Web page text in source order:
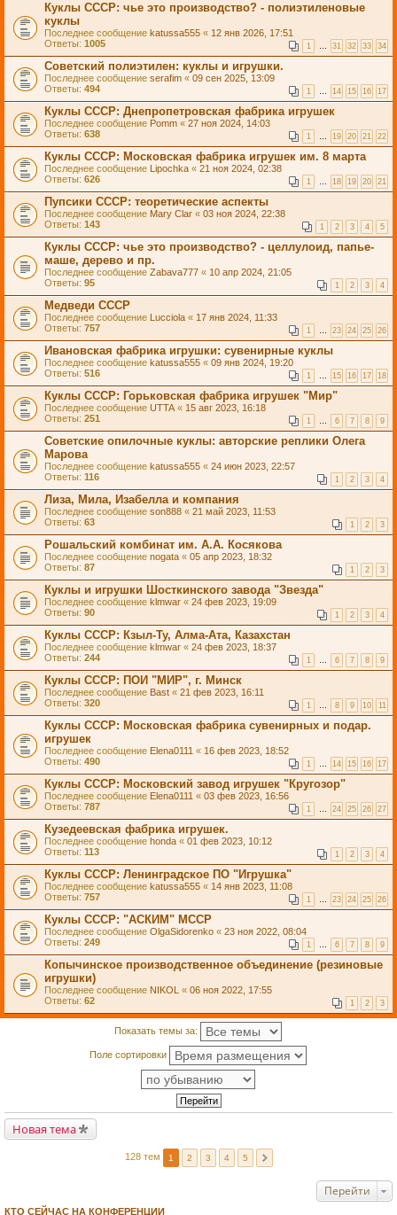
Куклы СССР: чье это производство? - полиэтиленовые
куклы
Последнее сообщение katussa555 « 12 янв 2026, 17:51
Ответы: 1005 1 … 31 32 33 34
Советский полиэтилен: куклы и игрушки.
Последнее сообщение serafim « 09 сен 2025, 13:09
Ответы: 494 1 … 14 15 16 17
Куклы СССР: Днепропетровская фабрика игрушек
Последнее сообщение Pomm « 27 ноя 2024, 14:03
Ответы: 638 1 … 19 20 21 22
Куклы СССР: Московская фабрика игрушек им. 8 марта
Последнее сообщение Lipochka « 21 ноя 2024, 02:38
Ответы: 626 1 … 18 19 20 21
Пупсики СССР: теоретические аспекты
Последнее сообщение Mary Clar « 03 ноя 2024, 22:38
Ответы: 143 1 2 3 4 5
Куклы СССР: чье это производство? - целлулоид, папье-
маше, дерево и пр.
Последнее сообщение Zabava777 « 10 апр 2024, 21:05
Ответы: 95 1 2 3 4
Медведи СССР
Последнее сообщение Lucciola « 17 янв 2024, 11:33
Ответы: 757 1 … 23 24 25 26
Ивановская фабрика игрушки: сувенирные куклы
Последнее сообщение katussa555 « 09 янв 2024, 19:20
Ответы: 516 1 … 15 16 17 18
Куклы СССР: Горьковская фабрика игрушек "Мир"
Последнее сообщение UTTA « 15 авг 2023, 16:18
Ответы: 251 1 … 6 7 8 9
Советские опилочные куклы: авторские реплики Олега
Марова
Последнее сообщение katussa555 « 24 июн 2023, 22:57
Ответы: 116 1 2 3 4
Лиза, Мила, Изабелла и компания
Последнее сообщение son888 « 21 май 2023, 11:53
Ответы: 63 1 2 3
Рошальский комбинат им. А.А. Косякова
Последнее сообщение nogata « 05 апр 2023, 18:32
Ответы: 87 1 2 3
Куклы и игрушки Шосткинского завода "Звезда"
Последнее сообщение klmwar « 24 фев 2023, 19:09
Ответы: 90 1 2 3 4
Куклы СССР: Кзыл-Ту, Алма-Ата, Казахстан
Последнее сообщение klmwar « 24 фев 2023, 18:37
Ответы: 244 1 … 6 7 8 9
Куклы СССР: ПОИ "МИР", г. Минск
Последнее сообщение Bast « 21 фев 2023, 16:11
Ответы: 320 1 … 8 9 10 11
Куклы СССР: Московская фабрика сувенирных и подар.
игрушек
Последнее сообщение Elena0111 « 16 фев 2023, 18:52
Ответы: 490 1 … 14 15 16 17
Куклы СССР: Московский завод игрушек "Кругозор"
Последнее сообщение Elena0111 « 03 фев 2023, 16:56
Ответы: 787 1 … 24 25 26 27
Кузедеевская фабрика игрушек.
Последнее сообщение honda « 01 фев 2023, 10:12
Ответы: 113 1 2 3 4
Куклы СССР: Ленинградское ПО "Игрушка"
Последнее сообщение katussa555 « 14 янв 2023, 11:08
Ответы: 757 1 … 23 24 25 26
Куклы СССР: "АСКИМ" МССР
Последнее сообщение OlgaSidorenko « 23 ноя 2022, 08:04
Ответы: 249 1 … 6 7 8 9
Копычинское производственное объединение (резиновые
игрушки)
Последнее сообщение NIKOL « 06 ноя 2022, 17:55
Ответы: 62 1 2 3
Показать темы за:
Поле сортировки
Новая тема
128 тем 1 2 3 4 5
Перейти
КТО СЕЙЧАС НА КОНФЕРЕНЦИИ